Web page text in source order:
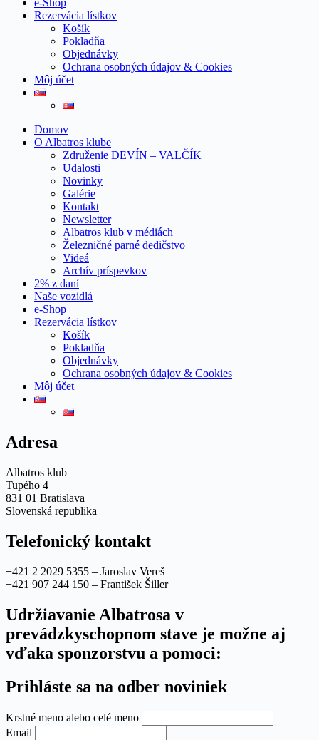
e-Shop
Rezervácia lístkov
Košík
Pokladňa
Objednávky
Ochrana osobných údajov & Cookies
Môj účet
Domov
O Albatros klube
Združenie DEVÍN – VALČÍK
Udalosti
Novinky
Galérie
Kontakt
Newsletter
Albatros klub v médiách
Železničné parné dedičstvo
Videá
Archív príspevkov
2% z daní
Naše vozidlá
e-Shop
Rezervácia lístkov
Košík
Pokladňa
Objednávky
Ochrana osobných údajov & Cookies
Môj účet
Adresa
Albatros klub
Tupého 4
831 01 Bratislava
Slovenská republika
Telefonický kontakt
+421 2 2029 5355 – Jaroslav Vereš
+421 907 244 150 – František Šiller
Udržiavanie Albatrosa v
prevádzkyschopnom stave je možne aj
vďaka sponzorstvu a pomoci:
Prihláste sa na odber noviniek
Krstné meno alebo celé meno
Email